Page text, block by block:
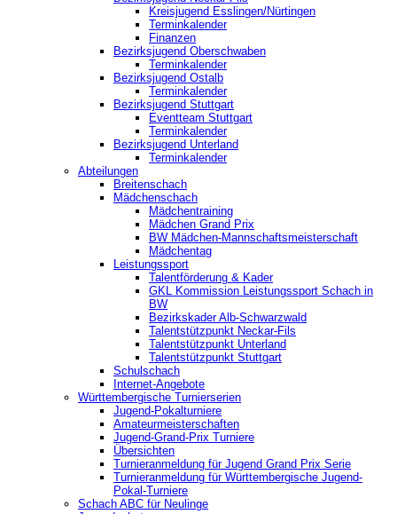
Kreisjugend ‎Esslingen/Nürtingen
Terminkalender
Finanzen
Bezirksjugend Oberschwaben
Terminkalender
Bezirksjugend Ostalb
Terminkalender
Bezirksjugend Stuttgart
‎Eventteam Stuttgart
Terminkalender
Bezirksjugend Unterland
Terminkalender
Abteilungen
Breitenschach
Mädchenschach
Mädchentraining
Mädchen Grand Prix
BW Mädchen-Mannschaftsmeisterschaft
Mädchentag
Leistungssport
Talentförderung & Kader
GKL Kommission Leistungssport Schach in
BW
Bezirkskader Alb-Schwarzwald
Talentstützpunkt Neckar-Fils
Talentstützpunkt Unterland
Talentstützpunkt Stuttgart
Schulschach
Internet-Angebote
Württembergische Turnierserien
Jugend-Pokalturniere
Amateurmeisterschaften
Jugend-Grand-Prix Turniere
Übersichten
Turnieranmeldung für Jugend Grand Prix Serie
Turnieranmeldung für Württembergische Jugend-
Pokal-Turniere
Schach ABC für Neulinge